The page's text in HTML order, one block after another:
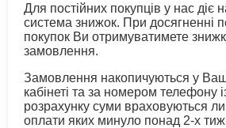
Для постійних покупців у нас діє
система знижок. При досягненні
покупок Ви отримуватимете
замовлення.
Замовлення накопичуються у
кабінеті та за номером телефону
розрахунку суми враховуються
оплати яких минуло понад 2-х